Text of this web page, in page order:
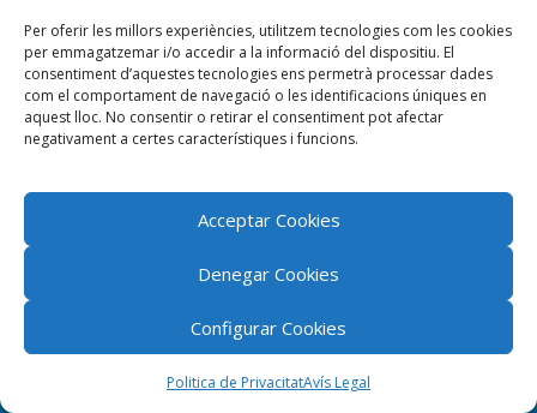
Per oferir les millors experiències, utilitzem tecnologies com les cookies
per emmagatzemar i/o accedir a la informació del dispositiu. El
consentiment d’aquestes tecnologies ens permetrà processar dades
com el comportament de navegació o les identificacions úniques en
aquest lloc. No consentir o retirar el consentiment pot afectar
negativament a certes característiques i funcions.
Acceptar Cookies
Denegar Cookies
Configurar Cookies
Politica de PrivacitatAvís Legal
El menú del petit 2026 © Tots els drets reservats |
ByStudioWeb